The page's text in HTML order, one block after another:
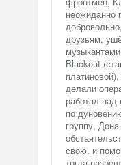
неожиданно
друзьям,
Blackout
делали
работал над
по
группу,
свою, и